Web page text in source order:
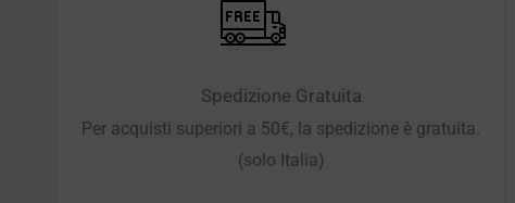
Spedizione Gratuita
Per acquisti superiori a 50€, la spedizione è gratuita.
(solo Italia)